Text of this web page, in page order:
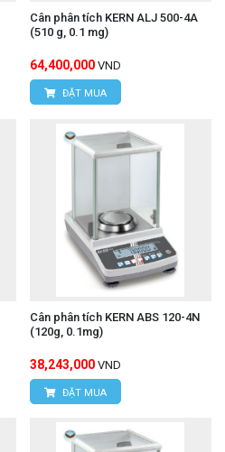
Cân phân tích KERN ALJ 500-4A
(510 g, 0.1 mg)
64,400,000 VND
ĐẶT MUA
Cân phân tích KERN ABS 120-4N
(120g, 0.1mg)
38,243,000 VND
ĐẶT MUA